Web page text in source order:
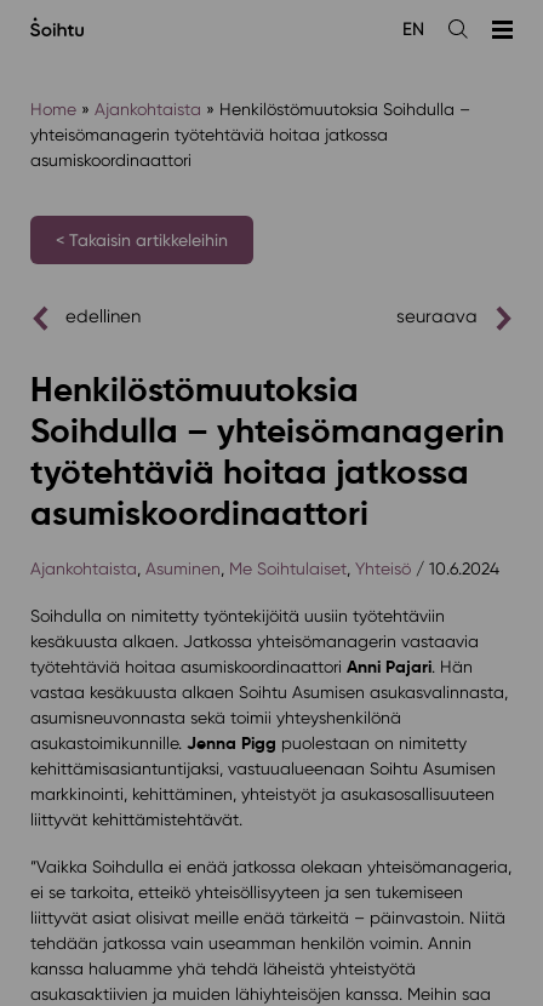
sisältöön
Avaa
EN
Home» Ajankohtaista » Henkilöstömuutoksia Soihdulla –
yhteisömanagerin työtehtäviä hoitaa jatkossa
asumiskoordinaattori
< Takaisin artikkeleihin
edellinen seuraava
Henkilöstömuutoksia
Soihdulla – yhteisömanagerin
työtehtäviä hoitaa jatkossa
asumiskoordinaattori
Ajankohtaista Asuminen Me Soihtulaiset, Yhteisö/ 10.6.2024
Soihdulla on nimitetty työntekijöitä uusiin työtehtäviin
kesäkuusta alkaen. Jatkossa yhteisömanagerin vastaavia
työtehtäviä hoitaa asumiskoordinaattori Anni Pajari. Hän
vastaa kesäkuusta alkaen Soihtu Asumisen asukasvalinnasta,
asumisneuvonnasta sekä toimii yhteyshenkilönä
asukastoimikunnille. Jenna Pigg puolestaan on nimitetty
kehittämisasiantuntijaksi, vastuualueenaan Soihtu Asumisen
markkinointi, kehittäminen, yhteistyöt ja asukasosallisuuteen
liittyvät kehittämistehtävät.
”Vaikka Soihdulla ei enää jatkossa olekaan yhteisömanageria,
ei se tarkoita, etteikö yhteisöllisyyteen ja sen tukemiseen
liittyvät asiat olisivat meille enää tärkeitä – päinvastoin. Niitä
tehdään jatkossa vain useamman henkilön voimin. Annin
kanssa haluamme yhä tehdä läheistä yhteistyötä
asukasaktiivien ja muiden lähiyhteisöjen kanssa. Meihin saa